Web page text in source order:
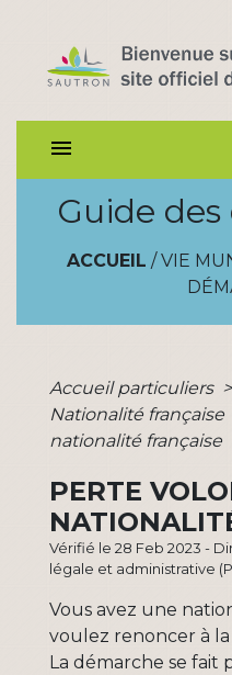
menu
Guide
ACCUEIL / VIE
Accueil particuliers >
Nationalité française
nationalité française
PERTE
Vérifié le 28 Feb 2023 -
légale et administrative
Vous avez une
voulez renoncer à
La démarche se fait